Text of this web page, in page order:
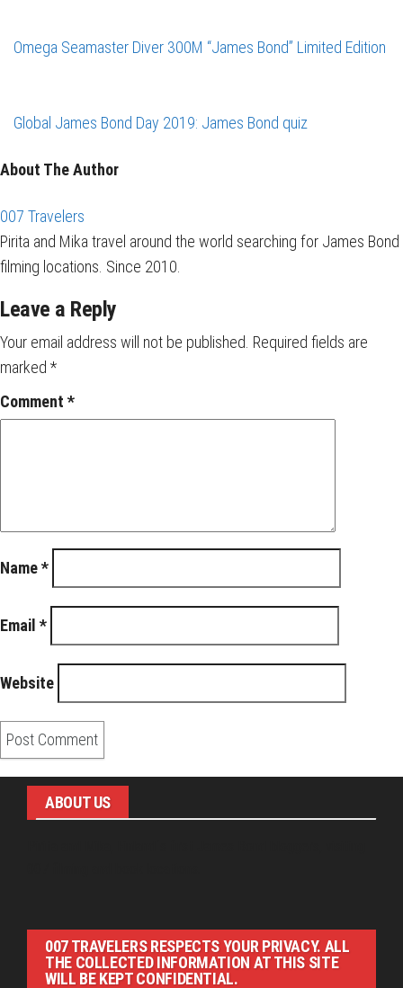
Omega Seamaster Diver 300M “James Bond” Limited Edition
Global James Bond Day 2019: James Bond quiz
About The Author
007 Travelers
Pirita and Mika travel around the world searching for James Bond
filming locations. Since 2010.
Leave a Reply
Your email address will not be published. Required fields are
marked *
Comment *
Name*
Email *
Website
ABOUT US
007 TRAVELERS RESPECTS YOUR PRIVACY. ALL
THE COLLECTED INFORMATION AT THIS SITE
WILL BE KEPT CONFIDENTIAL.